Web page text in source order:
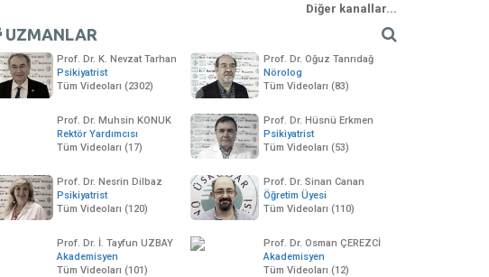
Diğer kanallar...
UZMANLAR
Prof. Dr. K. Nevzat Tarhan
Psikiyatrist
Tüm Videoları (2302)
Prof. Dr. Oğuz Tanrıdağ
Nörolog
Tüm Videoları (83)
Prof. Dr. Muhsin KONUK
Rektör Yardımcısı
Tüm Videoları (17)
Prof. Dr. Hüsnü Erkmen
Psikiyatrist
Tüm Videoları (53)
Prof. Dr. Nesrin Dilbaz
Psikiyatrist
Tüm Videoları (120)
Prof. Dr. Sinan Canan
Öğretim Üyesi
Tüm Videoları (110)
Prof. Dr. İ. Tayfun UZBAY
Akademisyen
Tüm Videoları (101)
Prof. Dr. Osman ÇEREZCİ
Akademisyen
Tüm Videoları (12)